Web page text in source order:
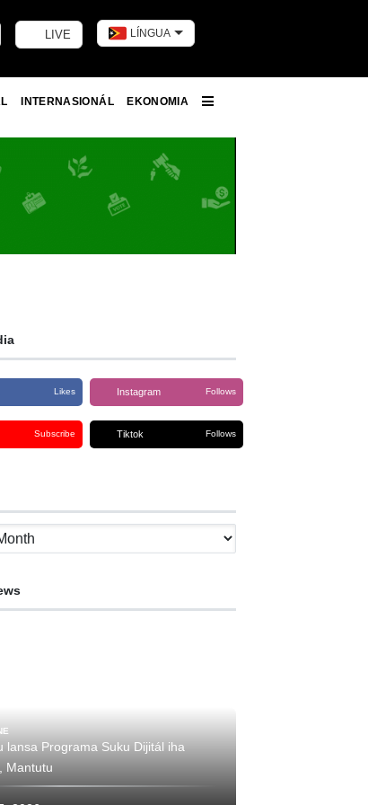
LIVE LÍNGUA
INTERNASIONÁL
EKONOMIA
Likes Instagram Follows
Subscribe Tiktok Follows
lansa Programa Suku Dijitál iha
Mantutu